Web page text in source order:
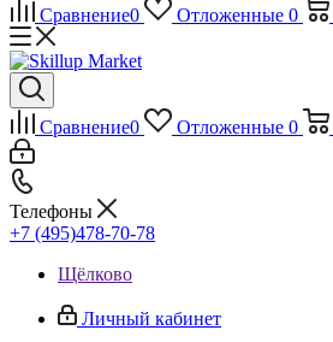
Сравнение0 Отложенные 0
Сравнение0 Отложенные 0
Телефоны
+7 (495)478-70-78
Щёлково
Личный кабинет